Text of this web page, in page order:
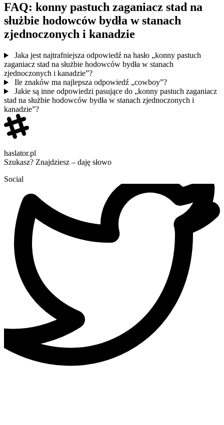
FAQ: konny pastuch zaganiacz stad na
służbie hodowców bydła w stanach
zjednoczonych i kanadzie
Jaka jest najtrafniejsza odpowiedź na hasło „konny pastuch
zaganiacz stad na służbie hodowców bydła w stanach
zjednoczonych i kanadzie”?
Ile znaków ma najlepsza odpowiedź „cowboy”?
Jakie są inne odpowiedzi pasujące do „konny pastuch zaganiacz
stad na służbie hodowców bydła w stanach zjednoczonych i
kanadzie”?
haslator.pl
Szukasz? Znajdziesz – daję słowo
Social